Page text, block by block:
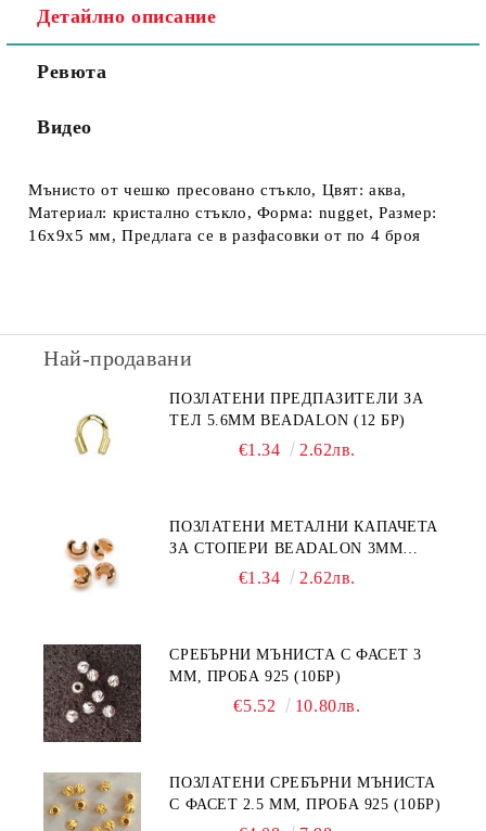
Детайлно описание
Ревюта
Видео
Мънисто от чешко пресовано стъкло, Цвят: аква,
Материал: кристално стъкло, Форма: nugget, Размер:
16х9х5 мм, Предлага се в разфасовки от по 4 броя
Най-продавани
ПОЗЛАТЕНИ ПРЕДПАЗИТЕЛИ ЗА
ТЕЛ 5.6ММ BEADALON (12 БР)
€1.34 2.62лв.
ПОЗЛАТЕНИ МЕТАЛНИ КАПАЧЕТА
ЗА СТОПЕРИ BEADALON 3ММ
€1.34 2.62лв.
СРЕБЪРНИ МЪНИСТА С ФАСЕТ 3
ММ, ПРОБА 925 (10БР)
€5.52 10.80лв.
ПОЗЛАТЕНИ СРЕБЪРНИ МЪНИСТА
С ФАСЕТ 2.5 ММ, ПРОБА 925 (10БР)